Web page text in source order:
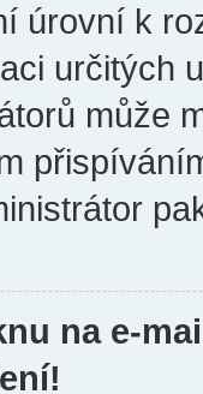
úrovní k
určitých
může
na e-